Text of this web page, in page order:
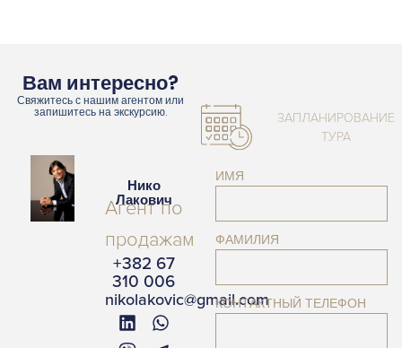
Вам интересно?
Свяжитесь с нашим агентом или
запишитесь на экскурсию.
Нико
Лакович
Агент по
продажам
+382 67
310 006
nikolakovic@gmail.com
ЗАПЛАНИРОВАНИЕ
ТУРА
ИМЯ
ФАМИЛИЯ
КОНТАКТНЫЙ ТЕЛЕФОН